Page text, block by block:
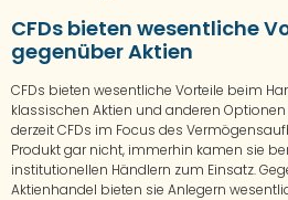
CFDs bieten wesentliche
gegenüber Aktien
CFDs bieten wesentliche Vorteile beim
klassischen Aktien und anderen
derzeit CFDs im Focus des
Produkt gar nicht, immerhin kamen sie
institutionellen Händlern zum Einsatz.
Aktienhandel bieten sie Anlegern